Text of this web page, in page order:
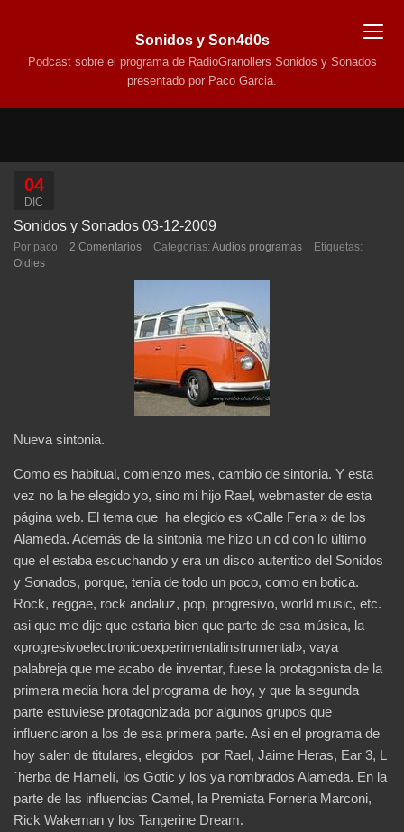
Sonidos y Son4d0s
Podcast sobre el programa de RadioGranollers Sonidos y Sonados
presentado por Paco Garcia.
04
DIC
Sonidos y Sonados 03-12-2009
Por paco 2 Comentarios Categorías: Audios programas
Etiquetas:
Oldies
Nueva sintonia.
Como es habitual, comienzo mes, cambio de sintonia. Y esta
vez no la he elegido yo, sino mi hijo Rael, webmaster de esta
página web. El tema que ha elegido es «Calle Feria » de los
Alameda. Además de la sintonia me hizo un cd con lo último
que el estaba escuchando y era un disco autentico del Sonidos
y Sonados, porque, tenía de todo un poco, como en botica.
Rock, reggae, rock andaluz, pop, progresivo, world music, etc.
asi que me dije que estaria bien que parte de esa música, la
«progresivoelectronicoexperimentalinstrumental», vaya
palabreja que me acabo de inventar, fuese la protagonista de la
primera media hora del programa de hoy, y que la segunda
parte estuviese protagonizada por algunos grupos que
influenciaron a los de esa primera parte. Asi en el programa de
hoy salen de titulares, elegidos por Rael, Jaime Heras, Ear 3, L
´herba de Hamelí, los Gotic y los ya nombrados Alameda. En la
parte de las influencias Camel, la Premiata Forneria Marconi,
Rick Wakeman y los Tangerine Dream.